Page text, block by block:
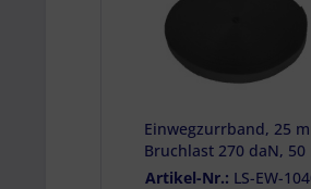
Einwegzurrband, 25
Bruchlast 270 daN, 50
schwarz
Artikel-Nr.: LS-EW-